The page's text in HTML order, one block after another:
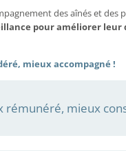
des aînés et
pour améliorer leur
mieux accompagné !
rémunéré, mieux